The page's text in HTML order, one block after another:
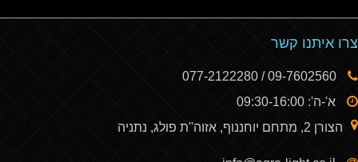
צרו איתנו קשר
א'-ה': 09:30-16:00
הצורן 2, מתחם יוחננוף, אזוה''ת פולג, נתניה